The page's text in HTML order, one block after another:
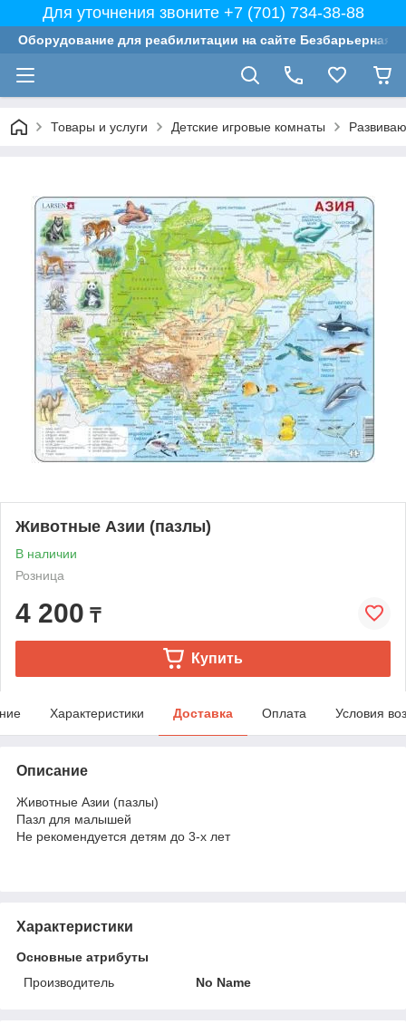
Для уточнения звоните +7 (701) 734-38-88
Оборудование для реабилитации на сайте Безбарьерная
Товары и услуги Детские игровые комнаты
Животные Азии (пазлы)
В наличии
Розница
4 200 ₸
Купить
Характеристики Доставка Оплата Условия
Описание
Животные Азии (пазлы)
Пазл для малышей
Не рекомендуется детям до 3-х лет
Характеристики
Основные атрибуты
Производитель
No Name